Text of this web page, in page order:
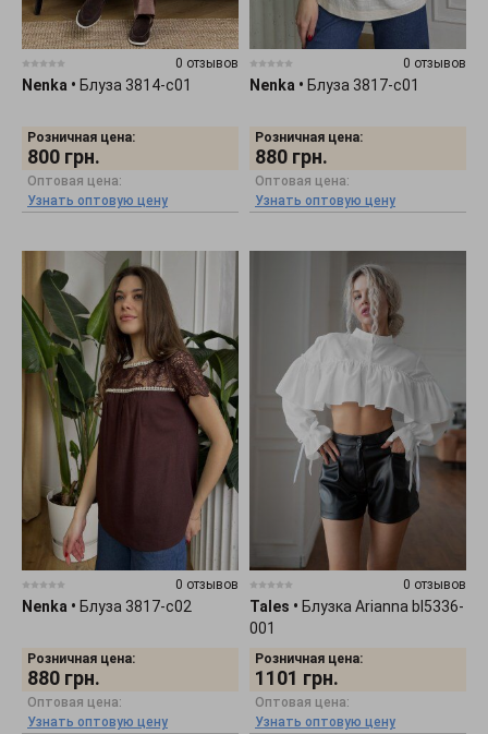
0 отзывов
Nenka • Блуза 3814-c01
Розничная цена:
800 грн.
Оптовая цена:
Узнать оптовую цену
0 отзывов
Nenka • Блуза 3817-c01
Розничная цена:
880 грн.
Оптовая цена:
Узнать оптовую цену
0 отзывов
Nenka • Блуза 3817-c02
Розничная цена:
880 грн.
Оптовая цена:
Узнать оптовую цену
0 отзывов
Tales • Блузка Arianna bl5336-
001
Розничная цена:
1101 грн.
Оптовая цена:
Узнать оптовую цену